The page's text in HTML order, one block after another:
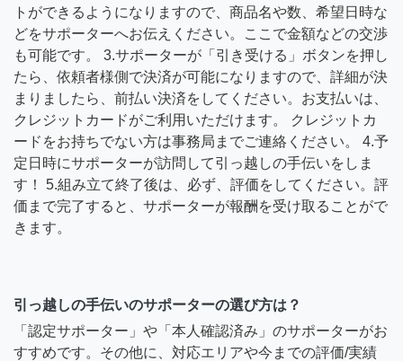
トができるようになりますので、商品名や数、希望日時な
どをサポーターへお伝えください。ここで金額などの交渉
も可能です。 3.サポーターが「引き受ける」ボタンを押し
たら、依頼者様側で決済が可能になりますので、詳細が決
まりましたら、前払い決済をしてください。お支払いは、
クレジットカードがご利用いただけます。 クレジットカ
ードをお持ちでない方は事務局までご連絡ください。 4.予
定日時にサポーターが訪問して引っ越しの手伝いをしま
す！ 5.組み立て終了後は、必ず、評価をしてください。評
価まで完了すると、サポーターが報酬を受け取ることがで
きます。
引っ越しの手伝いのサポーターの選び方は？
「認定サポーター」や「本人確認済み」のサポーターがお
すすめです。その他に、対応エリアや今までの評価/実績